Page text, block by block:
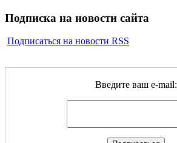
Подписка на новости сайта
Подписаться на новости RSS
Введите ваш e-mail: